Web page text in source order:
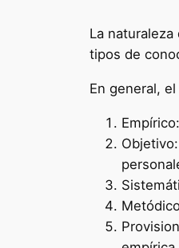
La
tipos de
En general,